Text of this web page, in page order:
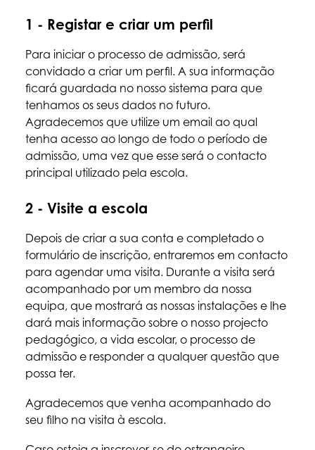
1 - Registar e criar um perfil
Para iniciar o processo de admissão, será
convidado a criar um perfil. A sua informação
ficará guardada no nosso sistema para que
tenhamos os seus dados no futuro.
Agradecemos que utilize um email ao qual
tenha acesso ao longo de todo o período de
admissão, uma vez que esse será o contacto
principal utilizado pela escola.
2 - Visite a escola
Depois de criar a sua conta e completado o
formulário de inscrição, entraremos em contacto
para agendar uma visita. Durante a visita será
acompanhado por um membro da nossa
equipa, que mostrará as nossas instalações e lhe
dará mais informação sobre o nosso projecto
pedagógico, a vida escolar, o processo de
admissão e responder a qualquer questão que
possa ter.
Agradecemos que venha acompanhado do
seu filho na visita à escola.